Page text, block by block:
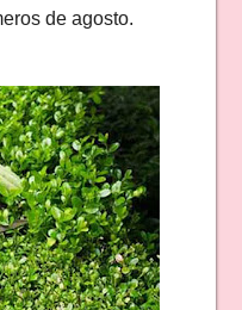
de agosto.